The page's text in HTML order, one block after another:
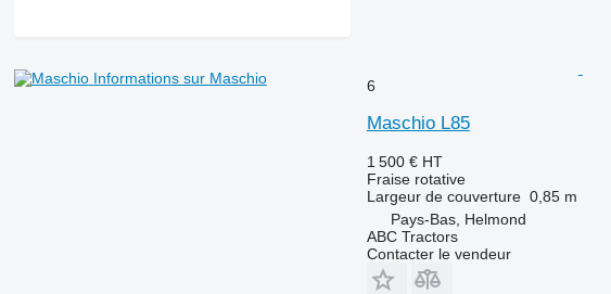
Informations sur Maschio
6
Maschio L85
1 500 € HT
Fraise rotative
Largeur de couverture 0,85 m
Pays-Bas, Helmond
ABC Tractors
Contacter le vendeur